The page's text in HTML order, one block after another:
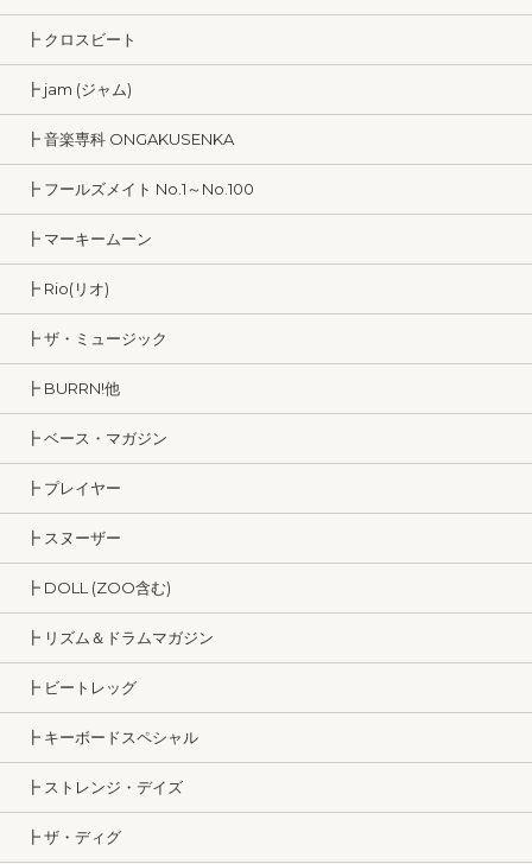
┣ クロスビート
┣ jam (ジャム)
┣ 音楽専科 ONGAKUSENKA
┣ フールズメイト No.1～No.100
┣ マーキームーン
┣ Rio(リオ)
┣ ザ・ミュージック
┣ BURRN!他
┣ ベース・マガジン
┣ プレイヤー
┣ スヌーザー
┣ DOLL (ZOO含む)
┣ リズム＆ドラムマガジン
┣ ビートレッグ
┣ キーボードスペシャル
┣ ストレンジ・デイズ
┣ ザ・ディグ